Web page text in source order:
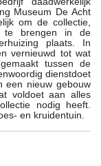
daadwerkelijk
Museum De Acht
om de collectie,
te brengen in de
plaats. In
vernieuwd tot wat
tussen de
dienstdoet
een nieuw gebouw
voldoet aan alles
nodig heeft.
en kruidentuin.